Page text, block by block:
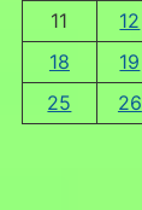
11
12
18
19
25
26